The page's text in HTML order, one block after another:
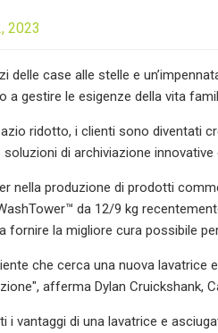
2023
delle case alle stelle e
a gestire le esigenze della vita
ridotto, i clienti sono diventati
di archiviazione innovative
nella produzione di prodotti
da 12/9 kg
fornire la migliore cura possibile
che cerca una nuova lavatrice
afferma Dylan Cruickshank,
i vantaggi di una lavatrice e